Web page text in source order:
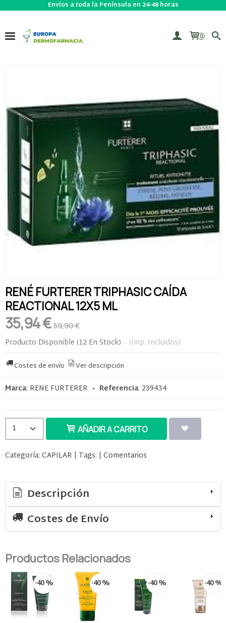
Envíos a toda la Península en 24-48 horas
0
RENÉ FURTERER TRIPHASIC CAÍDA
REACTIONAL 12X5 ML
35,94 €59,90 €
Producto Disponible (12 En Stock) - (Imp. Incluidos)
Costes de envío Ver descripción
Marca: RENE FURTERER • Referencia: 239434
AÑADIR A CARRITO
Categoría: CAPILAR | Tags: | Comentarios
Descripción
Costes de Envío
Productos Relacionados
-40 % -40 % -40 % -40 %